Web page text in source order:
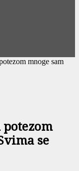
mnoge sam
se